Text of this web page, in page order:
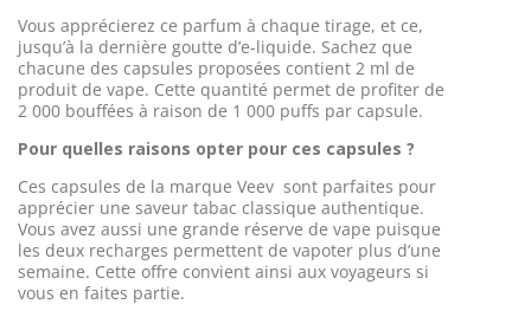
Vous apprécierez ce parfum à chaque tirage, et ce,
jusqu’à la dernière goutte d’e-liquide. Sachez que
chacune des capsules proposées contient 2 ml de
produit de vape. Cette quantité permet de profiter de
2 000 bouffées à raison de 1 000 puffs par capsule.
Pour quelles raisons opter pour ces capsules ?
Ces capsules de la marque Veev sont parfaites pour
apprécier une saveur tabac classique authentique.
Vous avez aussi une grande réserve de vape puisque
les deux recharges permettent de vapoter plus d’une
semaine. Cette offre convient ainsi aux voyageurs si
vous en faites partie.